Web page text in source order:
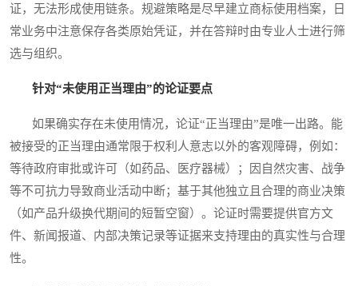
证，无法形成使用链条。规避策略是尽早建立商标使用档案，日
常业务中注意保存各类原始凭证，并在答辩时由专业人士进行筛
选与组织。
针对“未使用正当理由”的论证要点
如果确实存在未使用情况，论证“正当理由”是唯一出路。能
被接受的正当理由通常限于权利人意志以外的客观障碍，例如：
等待政府审批或许可（如药品、医疗器械）；因自然灾害、战争
等不可抗力导致商业活动中断；基于其他独立且合理的商业决策
（如产品升级换代期间的短暂空窗）。论证时需要提供官方文
件、新闻报道、内部决策记录等证据来支持理由的真实性与合理
性。